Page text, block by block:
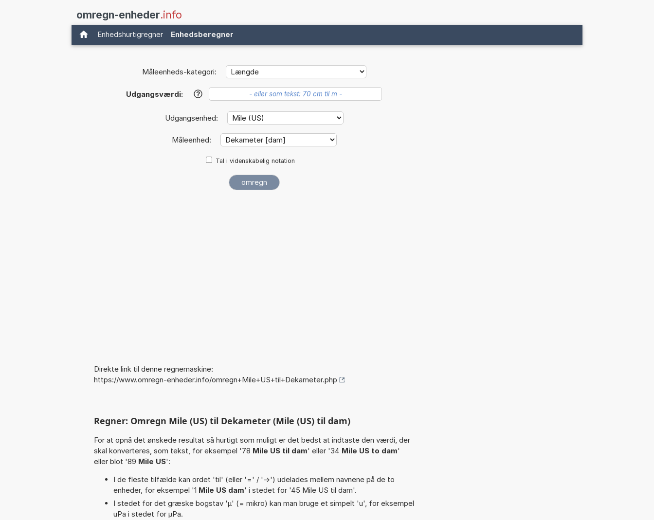
omregn-enheder.info
Enhedshurtigregner Enhedsberegner
Måleenheds-kategori:
Udgangsværdi: ?
Udgangsenhed:
Måleenhed:
Tal i videnskabelig notation
Direkte link til denne regnemaskine:
https://www.omregn-enheder.info/omregn+Mile+US+til+Dekameter.php
Regner: Omregn Mile (US) til Dekameter (Mile (US) til dam)
For at opnå det ønskede resultat så hurtigt som muligt er det bedst at indtaste den værdi, der
skal konverteres, som tekst, for eksempel '78 Mile US til dam' eller '34 Mile US to dam'
eller blot '89 Mile US':
I de fleste tilfælde kan ordet 'til' (eller '=' / '->') udelades mellem navnene på de to
enheder, for eksempel '1 Mile US dam' i stedet for '45 Mile US til dam'.
I stedet for det græske bogstav 'µ' (= mikro) kan man bruge et simpelt 'u', for eksempel
uPa i stedet for µPa.